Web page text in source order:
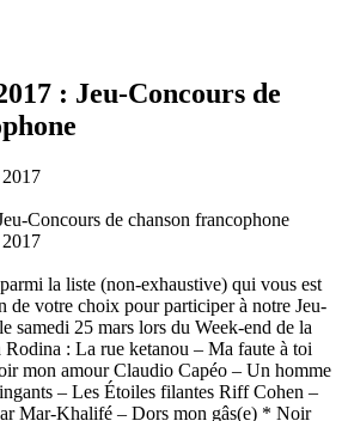
: Jeu-Concours de
la liste (non-exhaustive) qui vous est
de votre choix pour participer à notre Jeu-
samedi 25 mars lors du Week-end de la
: La rue ketanou – Ma faute à toi
mon amour Claudio Capéo – Un homme
– Les Étoiles filantes Riff Cohen –
Mar-Khalifé – Dors mon gâs(e) * Noir